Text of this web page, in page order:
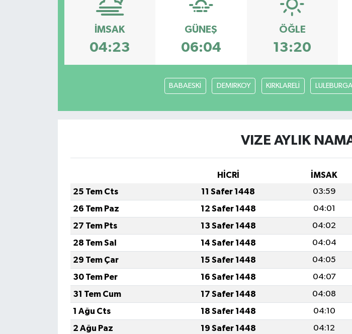
İMSAK
04:23
GÜNEŞ
06:04
ÖĞLE
13:20
BABAESKİ DEMIRKOY KIRKLARELİ
VIZE AYLIK
HİCRİ İMSAK
25 Tem Cts
11 Safer 1448 03:59
26 Tem Paz
12 Safer 1448 04:01
27 Tem Pts
13 Safer 1448 04:02
28 Tem Sal
14 Safer 1448 04:04
29 Tem Çar
15 Safer 1448 04:05
30 Tem Per
16 Safer 1448 04:07
31 Tem Cum
17 Safer 1448 04:08
1 Ağu Cts
18 Safer 1448 04:10
2 Ağu Paz
19 Safer 1448 04:12